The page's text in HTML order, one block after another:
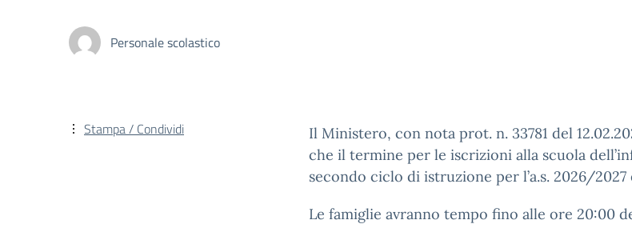
Personale scolastico
Il Ministero, con nota prot. n. 33781 del
che il termine per le iscrizioni alla scuola
secondo ciclo di istruzione per l’a.s. 2026/
Le famiglie avranno tempo fino alle ore 20:00
Stampa / Condividi